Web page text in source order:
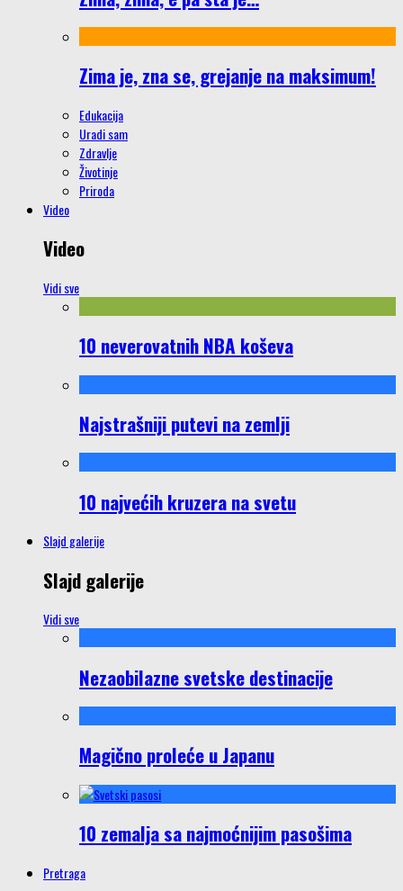
Zima je, zna se, grejanje na maksimum!
Edukacija
Uradi sam
Zdravlje
Životinje
Priroda
Video
Video
Vidi sve
10 neverovatnih NBA koševa
Najstrašniji putevi na zemlji
10 najvećih kruzera na svetu
Slajd galerije
Slajd galerije
Vidi sve
Nezaobilazne svetske destinacije
Magično proleće u Japanu
10 zemalja sa najmoćnijim pasošima
Pretraga